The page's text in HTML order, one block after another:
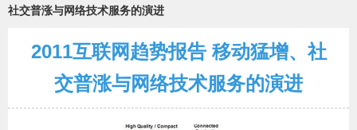
社交普涨与网络技术服务的演进
2011互联网趋势报告 移动猛增、社
交普涨与网络技术服务的演进